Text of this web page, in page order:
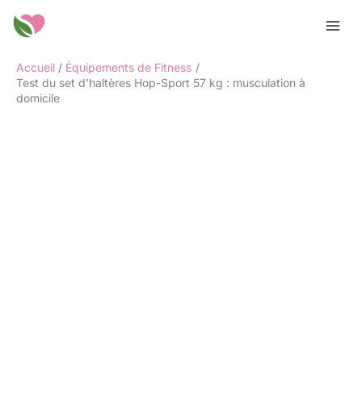
Accueil
Équipements de Fitness
Test du set d’haltères Hop-Sport 57 kg : musculation à
domicile